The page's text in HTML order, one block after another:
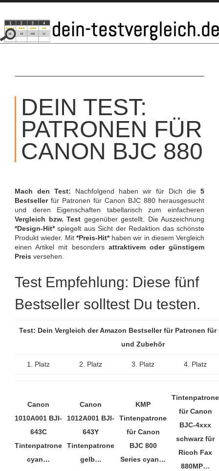
SKIP
CONTENT
DEIN TEST:
PATRONEN FÜR
CANON BJC 880
Mach den Test: Nachfolgend haben wir für Dich die 5
Bestsellerfür Patronen für Canon BJC 880 herausgesucht
und deren Eigenschaften tabellarisch zum einfacheren
Vergleich bzw. Test gegenüber gestellt. Die Auszeichnung
*Design-Hit*spiegelt aus Sicht der Redaktion das schönste
Produkt wieder. Mit *Preis-Hit*haben wir in diesem Vergleich
einen Artikel mit besonders attraktivem oder günstigem
Preis versehen.
Test Empfehlung: Diese fünf
Bestseller solltest Du testen.
Test: Dein Vergleich der Amazon Bestseller für Patronen für
und Zubehör
1. Platz 2. Platz 3. Platz 4. Platz
Canon
1010A001 BJI-
643C
Tintenpatrone
cyan…
Canon
1012A001 BJI-
643Y
Tintenpatrone
gelb…
KMP
Tintenpatrone
für Canon
BJC 800
Series cyan…
Tintenpatrone
für Canon
BJC-4xxx
schwarz für
Ricoh Fax
880MP…